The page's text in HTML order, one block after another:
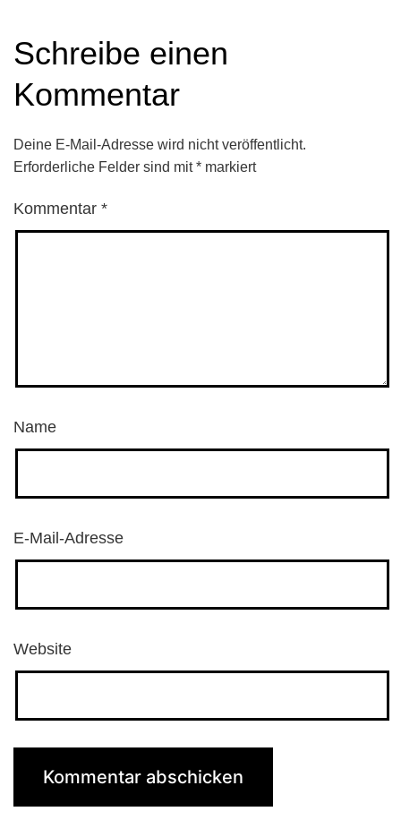
Schreibe einen
Kommentar
Deine E-Mail-Adresse wird nicht veröffentlicht.
Erforderliche Felder sind mit* markiert
Kommentar *
Name
E-Mail-Adresse
Website